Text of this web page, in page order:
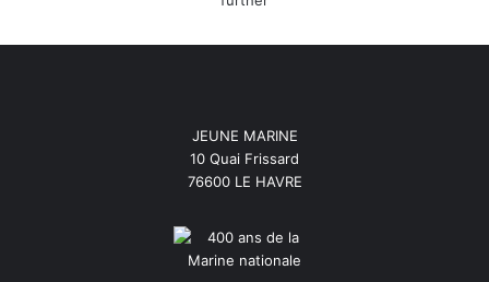
JEUNE MARINE
10 Quai Frissard
76600 LE HAVRE